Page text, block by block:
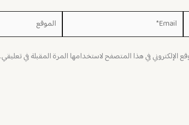
Email* الموقع
الإلكتروني في هذا المتصفح لاستخدامها المرة المقبلة في تعليقي.